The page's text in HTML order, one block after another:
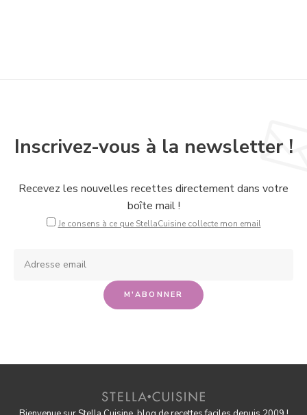
Inscrivez-vous à la newsletter !
Recevez les nouvelles recettes directement dans votre
boîte mail !
Je consens à ce que StellaCuisine collecte mon email